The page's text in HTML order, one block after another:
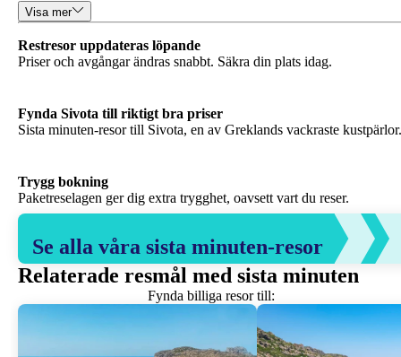
Visa mer
Priser och avgångar ändras snabbt. Säkra din plats idag.
Fynda Sivota till riktigt bra priser
Sista minuten-resor till Sivota, en av Greklands vackraste kustpärlor.
Paketreselagen ger dig extra trygghet, oavsett vart du reser.
Se alla våra sista minuten-resor
Relaterade resmål med sista minuten
Fynda billiga resor till: